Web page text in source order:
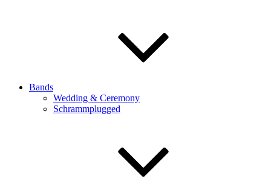
Bands
Wedding & Ceremony
Schrammplugged